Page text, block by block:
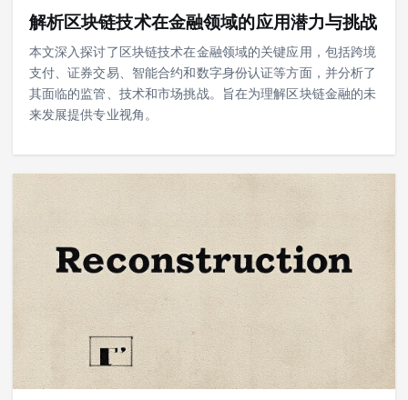
解析区块链技术在金融领域的应用潜力与挑战
本文深入探讨了区块链技术在金融领域的关键应用，包括跨境
支付、证券交易、智能合约和数字身份认证等方面，并分析了
其面临的监管、技术和市场挑战。旨在为理解区块链金融的未
来发展提供专业视角。